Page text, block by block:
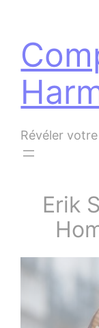
contenu
Révéler
Erik